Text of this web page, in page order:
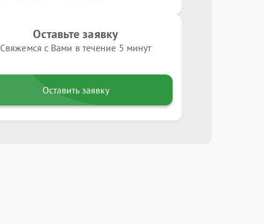
Оставьте заявку
Свяжемся с Вами в течение 5 минут
Оставить заявку